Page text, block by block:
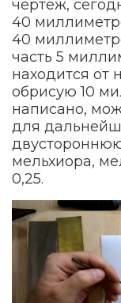
чертёж,
40
40
часть 5
находится от
обрисую 10
написано,
для
мельхиора,
0,25.